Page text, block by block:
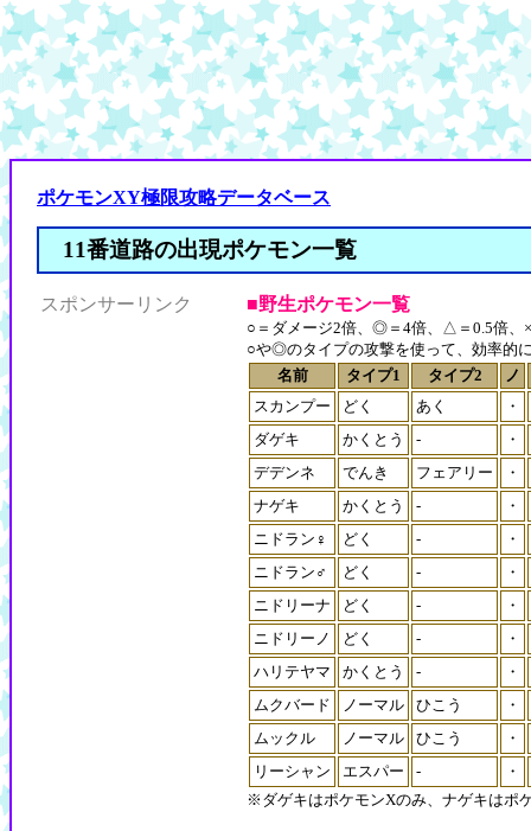
ポケモンXY極限攻略データベース
11番道路の出現ポケモン一覧
スポンサーリンク ■野生ポケモン一覧
○＝ダメージ2倍、◎＝4倍、△＝0.5倍、
○や◎のタイプの攻撃を使って、効率的
名前
タイプ1 タイプ2
ノ
スカンプー
どく あく
・
ダゲキ
かくとう -
・
デデンネ
でんき フェアリー
・
ナゲキ
かくとう -
・
ニドラン♀
どく -
・
ニドラン♂
どく -
・
ニドリーナ
どく -
・
ニドリーノ
どく -
・
ハリテヤマ
かくとう -
・
ムクバード
ノーマル ひこう
・
ムックル
ノーマル ひこう
・
リーシャン
エスパー -
・
※ダゲキはポケモンXのみ、ナゲキはポ